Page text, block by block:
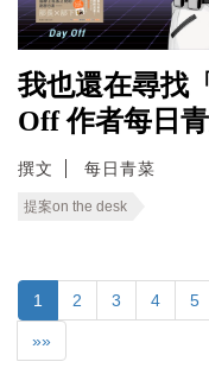
我也還在尋找
Off 作者每日
撰文 每日青菜
提案on the desk
1 2 3 4 5
»»